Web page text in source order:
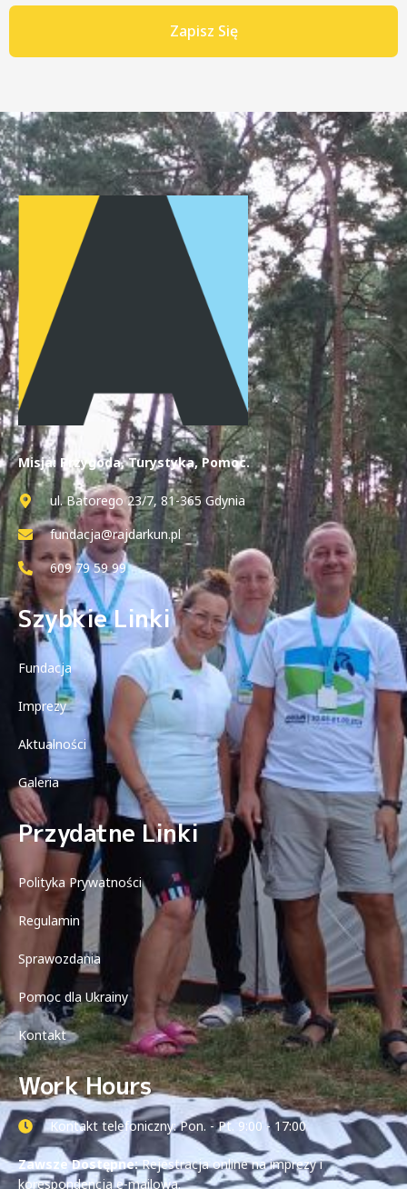
Zapisz Się
Misja: Przygoda, Turystyka, Pomoc.
ul. Batorego 23/7, 81-365 Gdynia
fundacja@rajdarkun.pl
609 79 59 99
Szybkie Linki
Fundacja
Imprezy
Aktualności
Galeria
Przydatne Linki
Polityka Prywatności
Regulamin
Sprawozdania
Pomoc dla Ukrainy
Kontakt
Work Hours
Kontakt telefoniczny: Pon. - Pt. 9:00 - 17:00
Zawsze Dostępne:Rejestracja online na imprezy i
korespondencja e-mailowa.